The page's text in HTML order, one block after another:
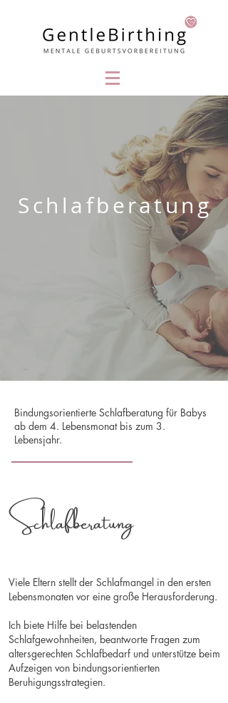
Schlafberatung
Bindungsorientierte Schlafberatung für Babys
ab dem 4. Lebensmonat bis zum 3.
Lebensjahr.
Schlafberatung
Viele Eltern stellt der Schlafmangel in den ersten
Lebensmonaten vor eine große Herausforderung.
Ich biete Hilfe bei belastenden
Schlafgewohnheiten, beantworte Fragen zum
altersgerechten Schlafbedarf und unterstütze beim
Aufzeigen von bindungsorientierten
Beruhigungsstrategien.